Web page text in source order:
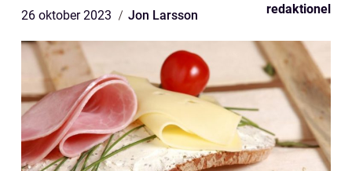
26 oktober 2023 Jon Larsson redaktionel